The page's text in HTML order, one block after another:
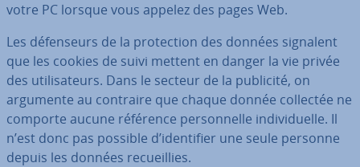
votre PC lorsque vous appelez des pages Web.
Les dé­fen­seurs de la pro­tec­tion des données signalent
que les cookies de suivi mettent en danger la vie privée
des uti­li­sa­teurs. Dans le secteur de la publicité, on
argumente au contraire que chaque donnée collectée ne
comporte aucune référence per­son­nelle in­di­vi­duelle. Il
n’est donc pas possible d’iden­ti­fier une seule personne
depuis les données re­cueil­lies.